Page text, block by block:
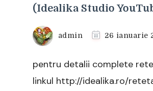
(Idealika Studio
admin 26 ianuarie
pentru detalii complete
linkul http://idealika.ro/